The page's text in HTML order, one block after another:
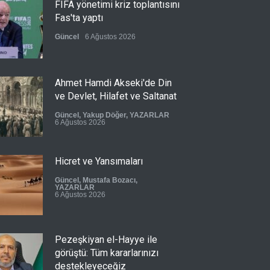
FIFA yönetimi kriz toplantısını
Fas'ta yaptı
Güncel 6 Ağustos 2026
Ahmet Hamdi Akseki'de Din
ve Devlet, Hilafet ve Saltanat
Güncel , Yakup Döğer, YAZARLAR
6 Ağustos 2026
Hicret ve Yansımaları
Güncel , Mustafa Bozacı,
YAZARLAR
6 Ağustos 2026
Pezeşkiyan el-Hayye ile
görüştü: Tüm kararlarınızı
destekleyeceğiz